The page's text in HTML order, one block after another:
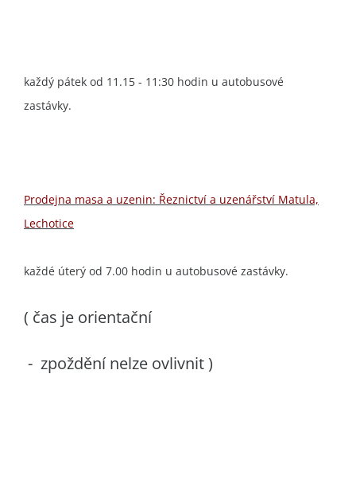
každý pátek od 11.15 - 11:30 hodin u autobusové
zastávky.
Prodejna masa a uzenin: Řeznictví a uzenářství Matula,
Lechotice
každé úterý od 7.00 hodin u autobusové zastávky.
( čas je orientační
- zpoždění nelze ovlivnit )